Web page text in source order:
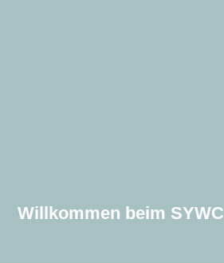
Willkommen beim SYWC